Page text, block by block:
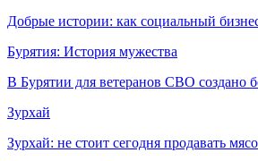
Добрые истории: как социальный
Бурятия: История мужества
В Бурятии для ветеранов СВО создано
Зурхай
Зурхай: не стоит сегодня продавать мясо